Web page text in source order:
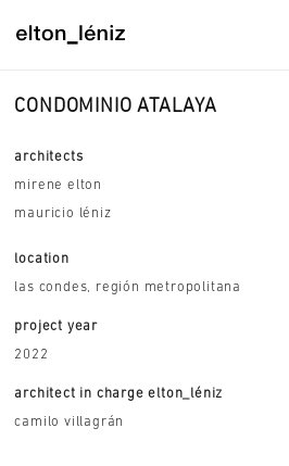
CONDOMINIO ATALAYA
architects
mirene elton
mauricio léniz
location
las condes, región metropolitana
project year
2022
architect in charge elton_léniz
camilo villagrán